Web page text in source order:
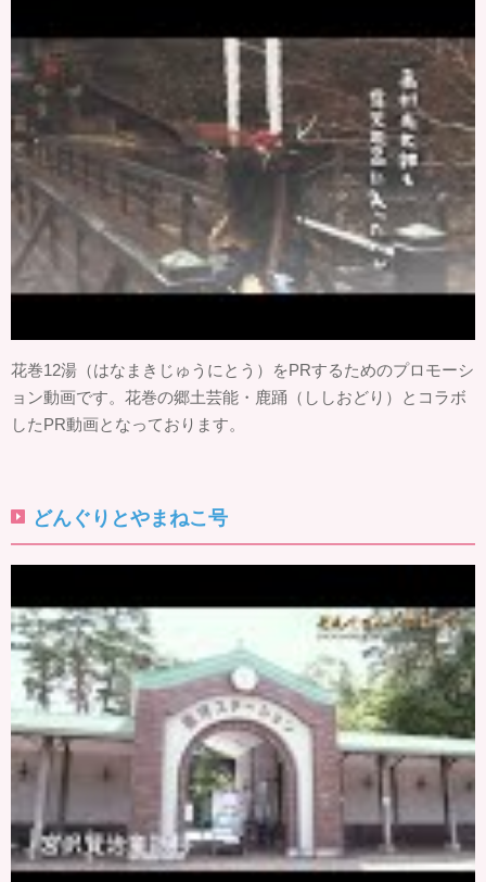
花巻12湯（はなまきじゅうにとう）をPRするためのプロモーシ
ョン動画です。花巻の郷土芸能・鹿踊（ししおどり）とコラボ
したPR動画となっております。
どんぐりとやまねこ号